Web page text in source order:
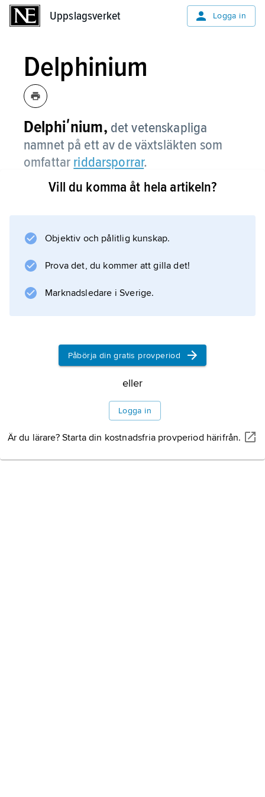
Uppslagsverket Logga in
Delphinium
Delphiʹnium, det vetenskapliga
namnet på ett av de växtsläkten som
omfattar riddarsporrar.
Information om artikeln
Vill du komma åt hela artikeln?
Objektiv och pålitlig kunskap.
Prova det, du kommer att gilla det!
Marknadsledare i Sverige.
Påbörja din gratis provperiod
eller
Logga in
Är du lärare? Starta din kostnadsfria provperiod härifrån.